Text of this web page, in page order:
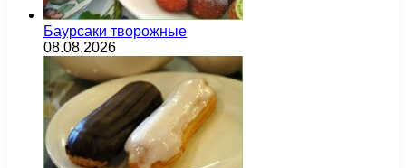
Баурсаки творожные
08.08.2026